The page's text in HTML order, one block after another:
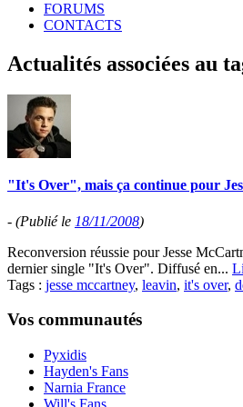
FORUMS
CONTACTS
Actualités associées au
"It's Over", mais ça continue pour
- (Publié le 18/11/2008)
Reconversion réussie pour Jesse
dernier single "It's Over". Diffusé en...
Tags : jesse mccartney, leavin, it's over,
Vos communautés
Pyxidis
Hayden's Fans
Narnia France
Will's Fans